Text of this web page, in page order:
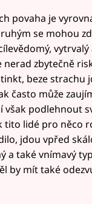
povaha je
se mohou
zbytečně
beze strachu
často může
podlehnout
tito lidé pro něco
jdou vpřed
a také vnímavý
by mít také